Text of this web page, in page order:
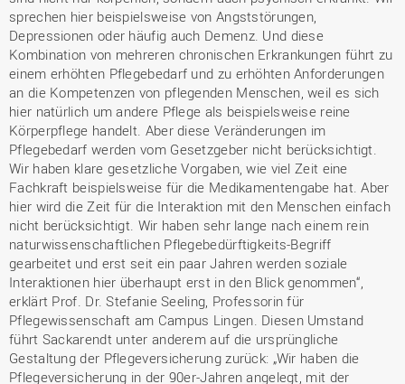
sprechen hier beispielsweise von Angststörungen,
Depressionen oder häufig auch Demenz. Und diese
Kombination von mehreren chronischen Erkrankungen führt zu
einem erhöhten Pflegebedarf und zu erhöhten Anforderungen
an die Kompetenzen von pflegenden Menschen, weil es sich
hier natürlich um andere Pflege als beispielsweise reine
Körperpflege handelt. Aber diese Veränderungen im
Pflegebedarf werden vom Gesetzgeber nicht berücksichtigt.
Wir haben klare gesetzliche Vorgaben, wie viel Zeit eine
Fachkraft beispielsweise für die Medikamentengabe hat. Aber
hier wird die Zeit für die Interaktion mit den Menschen einfach
nicht berücksichtigt. Wir haben sehr lange nach einem rein
naturwissenschaftlichen Pflegebedürftigkeits-Begriff
gearbeitet und erst seit ein paar Jahren werden soziale
Interaktionen hier überhaupt erst in den Blick genommen“,
erklärt Prof. Dr. Stefanie Seeling, Professorin für
Pflegewissenschaft am Campus Lingen. Diesen Umstand
führt Sackarendt unter anderem auf die ursprüngliche
Gestaltung der Pflegeversicherung zurück: „Wir haben die
Pflegeversicherung in der 90er-Jahren angelegt, mit der